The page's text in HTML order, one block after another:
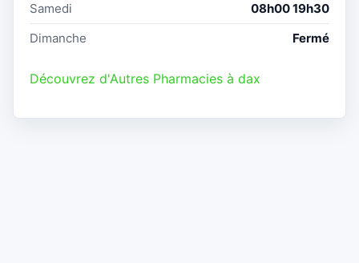
Samedi
08h00 19h30
Dimanche
Fermé
Découvrez d'Autres Pharmacies à dax